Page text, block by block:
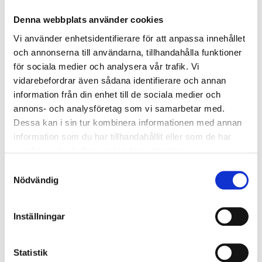
Denna webbplats använder cookies
Vi använder enhetsidentifierare för att anpassa innehållet
och annonserna till användarna, tillhandahålla funktioner
för sociala medier och analysera vår trafik. Vi
vidarebefordrar även sådana identifierare och annan
information från din enhet till de sociala medier och
annons- och analysföretag som vi samarbetar med.
Dessa kan i sin tur kombinera informationen med annan
information som du har tillhandahållit eller som de har
Nödvändig
Inställningar
Statistik
2 nätter
Komponera din resa
P.P. FRÅN
11516 SEK p.p.